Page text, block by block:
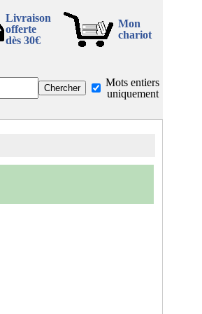
Livraison
offerte
dès 30€
Mon
chariot
Mots entiers
uniquement